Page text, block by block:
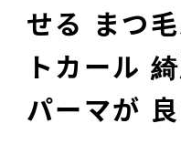
せる まつ
トカール
パーマが